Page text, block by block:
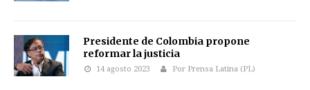
Presidente de Colombia propone
reformar la justicia
14 agosto 2023 Por Prensa Latina (PL)